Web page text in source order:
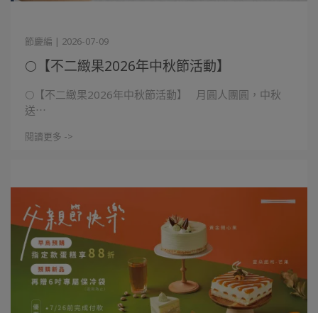
🌕【不二緻果2026年中秋節活動】
節慶編 | 2026-07-09
🌕【不二緻果2026年中秋節活動】 月圓人團圓，中秋
送⋯
閱讀更多 ->